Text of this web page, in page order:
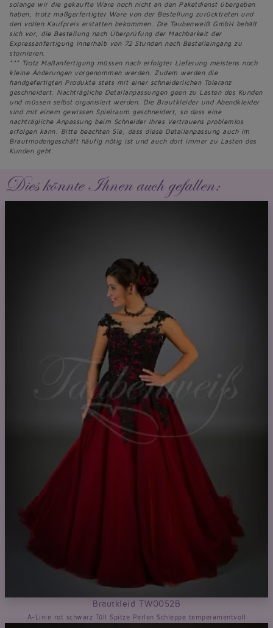
solange wir die gekaufte Ware noch nicht an den Paketdienst übergeben
haben, trotz maßgerfertigter Ware von der Bestellung zurücktreten und
den vollen Kaufpreis erstatten bekommen. Die Taubenweiß GmbH behält
sich vor, die Bestellung nach Überprüfung der Machbarkeit der
Expressanfertigung innerhalb von 72 Stunden nach Bestelleingang zu
stornieren.
*** Trotz Maßanfertigung müssen nach erfolgter Lieferung meistens noch
kleine Änderungen vorgenommen werden. Zudem werden die
handgefertigten Produkte stets mit einer schneiderlichen Toleranz
geschneidert. Nachträgliche Detailanpassungen geen zu Lasten des Kunden
und müssen selbst organisiert werden. Die Brautkleider und Abendkleider
sind mit einem gewissen Spielraum geschneidert, so dass eine
nachträgliche Anpassung beim Schneider Ihres Vertrauens problemlos
erfolgen kann. Bitte beachten Sie, dass diese Detailanpassung auch im
Brautmodengeschäft häufig nötig ist und auch dort immer zu Lasten des
Kunden geht.
Dies könnte Ihnen auch gefallen:
Brautkleid TW0052B
A-Linie rot schwarz Tüll Spitze Perlen Schleppe temperamentvoll